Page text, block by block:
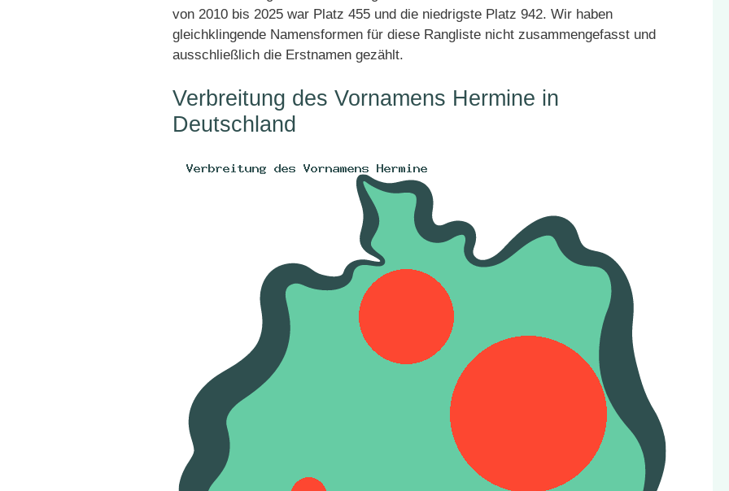
von 2010 bis 2025 war Platz 455 und die niedrigste Platz 942. Wir haben
gleichklingende Namensformen für diese Rangliste nicht zusammengefasst und
ausschließlich die Erstnamen gezählt.
Verbreitung des Vornamens Hermine in
Deutschland